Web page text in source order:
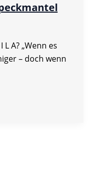
A? „Wenn es
– doch wenn